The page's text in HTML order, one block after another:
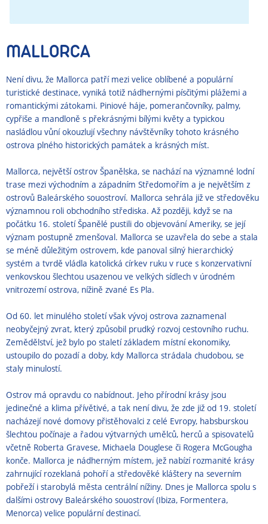
MALLORCA
Není divu, že Mallorca patří mezi velice oblíbené a populární
turistické destinace, vyniká totiž nádhernými písčitými plážemi a
romantickými zátokami. Piniové háje, pomerančovníky, palmy,
cypřiše a mandloně s překrásnými bílými květy a typickou
nasládlou vůní okouzlují všechny návštěvníky tohoto krásného
ostrova plného historických památek a krásných míst.
Mallorca, největší ostrov Španělska, se nachází na významné lodní
trase mezi východním a západním Středomořím a je největším z
ostrovů Baleárského souostroví. Mallorca sehrála již ve středověku
významnou roli obchodního střediska. Až později, když se na
počátku 16. století Španělé pustili do objevování Ameriky, se její
význam postupně zmenšoval. Mallorca se uzavřela do sebe a stala
se méně důležitým ostrovem, kde panoval silný hierarchický
systém a tvrdě vládla katolická církev ruku v ruce s konzervativní
venkovskou šlechtou usazenou ve velkých sídlech v úrodném
vnitrozemí ostrova, nížině zvané Es Pla.
Od 60. let minulého století však vývoj ostrova zaznamenal
neobyčejný zvrat, který způsobil prudký rozvoj cestovního ruchu.
Zemědělství, jež bylo po staletí základem místní ekonomiky,
ustoupilo do pozadí a doby, kdy Mallorca strádala chudobou, se
staly minulostí.
Ostrov má opravdu co nabídnout. Jeho přírodní krásy jsou
jedinečné a klima přívětivé, a tak není divu, že zde již od 19. století
nacházejí nové domovy přistěhovalci z celé Evropy, habsburskou
šlechtou počínaje a řadou výtvarných umělců, herců a spisovatelů
včetně Roberta Gravese, Michaela Douglese či Rogera McGougha
konče. Mallorca je nádherným místem, jež nabízí rozmanité krásy
zahrnující rozeklaná pohoří a středověké kláštery na severním
pobřeží i starobylá města centrální nížiny. Dnes je Mallorca spolu s
dalšími ostrovy Baleárského souostroví (Ibiza, Formentera,
Menorca) velice populární destinací.